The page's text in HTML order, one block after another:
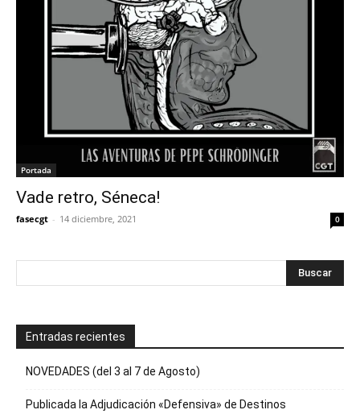
Portada
Vade retro, Séneca!
fasecgt - 14 diciembre, 2021 0
Entradas recientes
NOVEDADES (del 3 al 7 de Agosto)
Publicada la Adjudicación «Defensiva» de Destinos